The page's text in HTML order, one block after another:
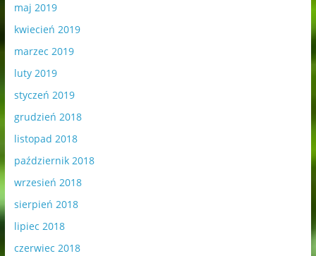
maj 2019
kwiecień 2019
marzec 2019
luty 2019
styczeń 2019
grudzień 2018
listopad 2018
październik 2018
wrzesień 2018
sierpień 2018
lipiec 2018
czerwiec 2018